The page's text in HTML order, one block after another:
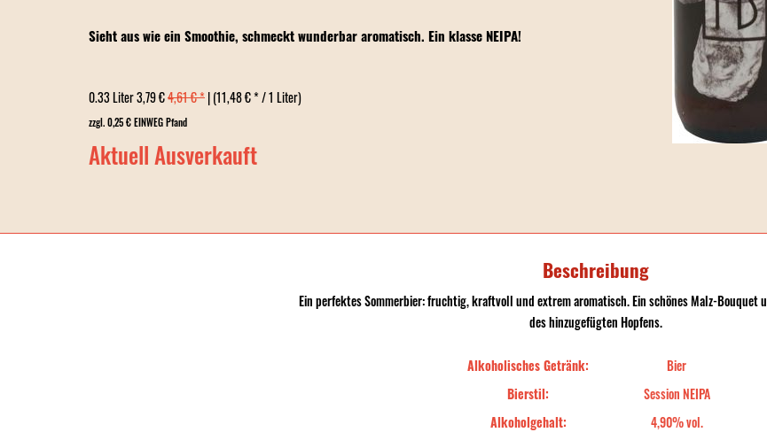
Sieht aus wie ein Smoothie, schmeckt wunderbar aromatisch. Ein klasse NEIPA!
0.33 Liter 3,79 €4,61 € *| (11,48 € * / 1 Liter)
zzgl. 0,25 € EINWEG Pfand
Aktuell Ausverkauft
Beschreibung
Ein perfektes Sommerbier: fruchtig, kraftvoll und extrem aromatisch. Ein schönes Malz-Bouquet
des hinzugefügten Hopfens.
Alkoholisches Getränk:
Bier
Bierstil:
Session NEIPA
Alkoholgehalt:
4,90% vol.